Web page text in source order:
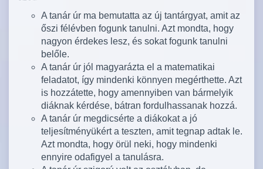
A tanár úr ma bemutatta az új tantárgyat, amit az
őszi félévben fogunk tanulni. Azt mondta, hogy
nagyon érdekes lesz, és sokat fogunk tanulni
belőle.
A tanár úr jól magyarázta el a matematikai
feladatot, így mindenki könnyen megérthette. Azt
is hozzátette, hogy amennyiben van bármelyik
diáknak kérdése, bátran fordulhassanak hozzá.
A tanár úr megdicsérte a diákokat a jó
teljesítményükért a teszten, amit tegnap adtak le.
Azt mondta, hogy örül neki, hogy mindenki
ennyire odafigyel a tanulásra.